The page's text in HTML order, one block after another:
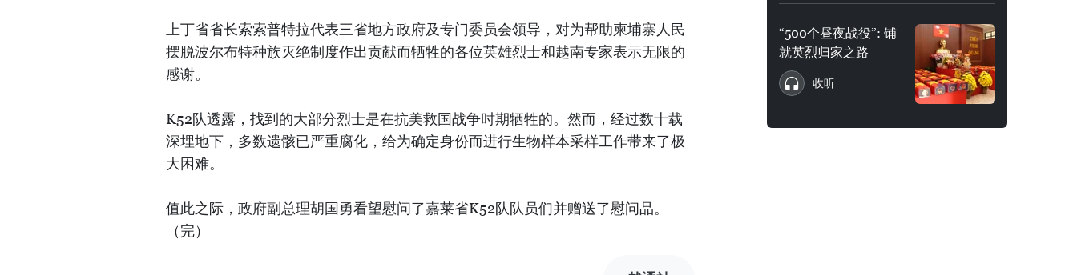
上丁省省长索索普特拉代表三省地方政府及专门委员会领导，对为帮助柬埔寨人民
摆脱波尔布特种族灭绝制度作出贡献而牺牲的各位英雄烈士和越南专家表示无限的
感谢。
K52队透露，找到的大部分烈士是在抗美救国战争时期牺牲的。然而，经过数十载
深埋地下，多数遗骸已严重腐化，给为确定身份而进行生物样本采样工作带来了极
大困难。
值此之际，政府副总理胡国勇看望慰问了嘉莱省K52队队员们并赠送了慰问品。
（完）
“500个昼夜战役”: 铺
就英烈归家之路
收听